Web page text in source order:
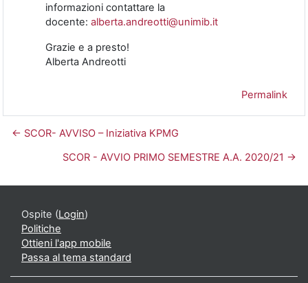
informazioni contattare la
docente: alberta.andreotti@unimib.it
Grazie e a presto!
Alberta Andreotti
Permalink
← SCOR- AVVISO – Iniziativa KPMG
SCOR - AVVIO PRIMO SEMESTRE A.A. 2020/21 →
Ospite (Login)
Politiche
Ottieni l'app mobile
Passa al tema standard